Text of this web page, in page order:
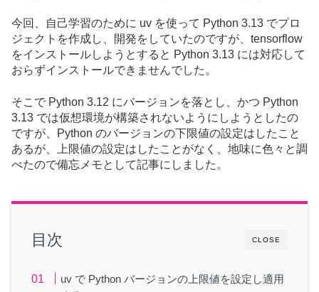
今回、自己学習のために uv を使って Python 3.13 でプロ
ジェクトを作成し、開発をしていたのですが、tensorflow
をインストールしようとすると Python 3.13 には対応して
おらずインストールできませんでした。
そこで Python 3.12 にバージョンを落とし、かつ Python
3.13 では仮想環境が構築されないようにしようとしたの
ですが、Python のバージョンの下限値の設定はしたこと
あるが、上限値の設定はしたことがなく、地味に色々と調
べたので備忘メモとして記事にしました。
CLOSE
目次
uv で Python バージョンの上限値を設定し適用